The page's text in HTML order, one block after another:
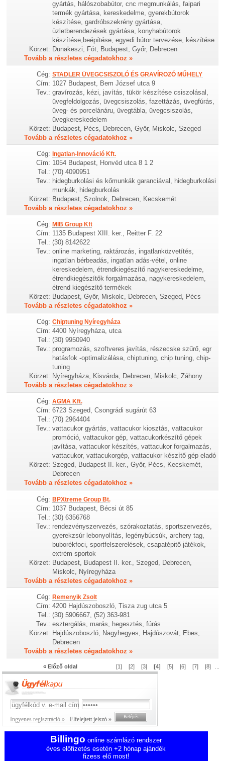
gyártás, hálószobabútor, cnc megmunkálás, faipari
termék gyártása, kereskedelme, gyerekbútorok
készítése, gardróbszekrény gyártása,
üzletberendezések gyártása, konyhabútorok
készítése,beépítése, egyedi bútor tervezése, készítése
Körzet: Dunakeszi, Fót, Budapest, Győr, Debrecen
Tovább a részletes cégadatokhoz »
Cég: STADLER ÜVEGCSISZOLÓ ÉS GRAVÍROZÓ MŰHELY
Cím: 1027 Budapest, Bem József utca 9
Tev.: gravírozás, kézi, javítás, tükör készítése csiszolásal,
üvegfeldolgozás, üvegcsiszolás, fazettázás, üvegfúrás,
üveg- és porcelánáru, üvegtábla, üvegcsiszolás,
üvegkereskedelem
Körzet: Budapest, Pécs, Debrecen, Győr, Miskolc, Szeged
Tovább a részletes cégadatokhoz »
Cég: Ingatlan-Innováció Kft.
Cím: 1054 Budapest, Honvéd utca 8 1 2
Tel.: (70) 4090951
Tev.: hidegburkolási és kőmunkák garanciával, hidegburkolási
munkák, hidegburkolás
Körzet: Budapest, Szolnok, Debrecen, Kecskemét
Tovább a részletes cégadatokhoz »
Cég: MIB Group Kft
Cím: 1135 Budapest XIII. ker., Reitter F. 22
Tel.: (30) 8142622
Tev.: online marketing, raktározás, ingatlanközvetítés,
ingatlan bérbeadás, ingatlan adás-vétel, online
kereskedelem, étrendkiegészítő nagykereskedelme,
étrendkiegészítők forgalmazása, nagykereskedelem,
étrend kiegészítő termékek
Körzet: Budapest, Győr, Miskolc, Debrecen, Szeged, Pécs
Tovább a részletes cégadatokhoz »
Cég: Chiptuning Nyíregyháza
Cím: 4400 Nyíregyháza, utca
Tel.: (30) 9950940
Tev.: programozás, szoftveres javítás, részecske szűrő, egr
hatásfok -optimalizálása, chiptuning, chip tuning, chip-
tuning
Körzet: Nyíregyháza, Kisvárda, Debrecen, Miskolc, Záhony
Tovább a részletes cégadatokhoz »
Cég: AGMA Kft.
Cím: 6723 Szeged, Csongrádi sugárút 63
Tel.: (70) 2964404
Tev.: vattacukor gyártás, vattacukor kiosztás, vattacukor
promóció, vattacukor gép, vattacukorkészítő gépek
javítása, vattacukor készítés, vattacukor forgalmazás,
vattacukor, vattacukorgép, vattacukor készítő gép eladó
Körzet: Szeged, Budapest II. ker., Győr, Pécs, Kecskemét,
Debrecen
Tovább a részletes cégadatokhoz »
Cég: BPXtreme Group Bt.
Cím: 1037 Budapest, Bécsi út 85
Tel.: (30) 6356768
Tev.: rendezvényszervezés, szórakoztatás, sportszervezés,
gyerekzsúr lebonyolítás, legénybúcsúk, archery tag,
buborékfoci, sportfelszerelések, csapatépitő játékok,
extrém sportok
Körzet: Budapest, Budapest II. ker., Szeged, Debrecen,
Miskolc, Nyíregyháza
Tovább a részletes cégadatokhoz »
Cég: Remenyik Zsolt
Cím: 4200 Hajdúszoboszló, Tisza zug utca 5
Tel.: (30) 5906667, (52) 363-981
Tev.: esztergálás, marás, hegesztés, fúrás
Körzet: Hajdúszoboszló, Nagyhegyes, Hajdúszovát, Ebes,
Debrecen
Tovább a részletes cégadatokhoz »
« Előző oldal [1] [2] [3] [4] [5] [6] [7] [8]
Ingyenes regisztráció » Elfelejtett jelszó »
Billingo online számlázó rendszer
éves előfizetés esetén +2 hónap ajándék
fizess elő most!